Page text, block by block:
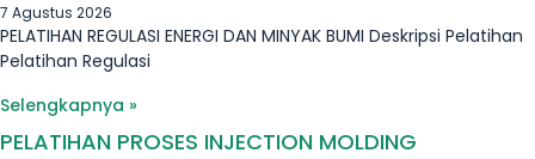
7 Agustus 2026
PELATIHAN REGULASI ENERGI DAN MINYAK BUMI Deskripsi Pelatihan
Pelatihan Regulasi
Selengkapnya »
PELATIHAN PROSES INJECTION MOLDING